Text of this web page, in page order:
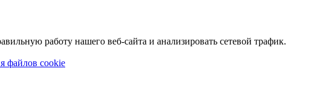
работу нашего веб-сайта и анализировать сетевой трафик.
файлов cookie